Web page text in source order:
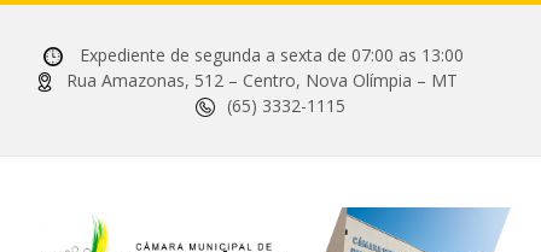
Expediente de segunda a sexta de 07:00 as 13:00
Rua Amazonas, 512 – Centro, Nova Olímpia – MT
(65) 3332-1115